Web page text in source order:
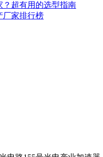
？超有用的选型指南
厂家排行榜